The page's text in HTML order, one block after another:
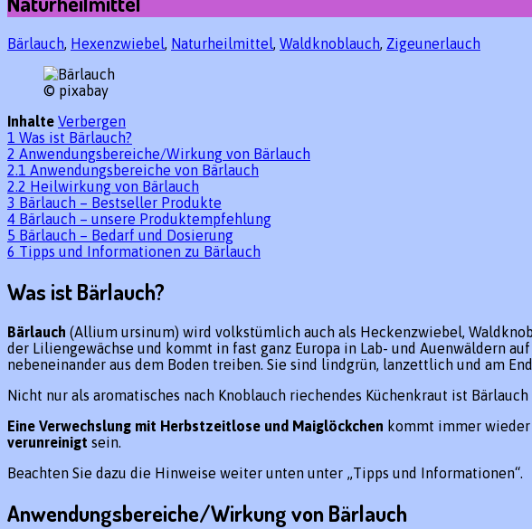
Bärlauch, Hexenzwiebel, Naturheilmittel, Waldknoblauch, Zigeunerlauch
© pixabay
Inhalte Verbergen
1 Was ist Bärlauch?
2 Anwendungsbereiche/Wirkung von Bärlauch
2.1 Anwendungsbereiche von Bärlauch
2.2 Heilwirkung von Bärlauch
3 Bärlauch – Bestseller Produkte
4 Bärlauch – unsere Produktempfehlung
5 Bärlauch – Bedarf und Dosierung
6 Tipps und Informationen zu Bärlauch
Was ist Bärlauch?
Bärlauch (Allium ursinum) wird volkstümlich auch als Heckenzwiebel,
der Liliengewächse und kommt in fast ganz Europa in Lab- und Auenwäldern
nebeneinander aus dem Boden treiben. Sie sind lindgrün, lanzettlich und am
Nicht nur als aromatisches nach Knoblauch riechendes Küchenkraut ist
Eine Verwechslung mit Herbstzeitlose und Maiglöckchen kommt immer wieder
verunreinigt sein.
Beachten Sie dazu die Hinweise weiter unten unter „Tipps und Informationen“.
Anwendungsbereiche/Wirkung von Bärlauch